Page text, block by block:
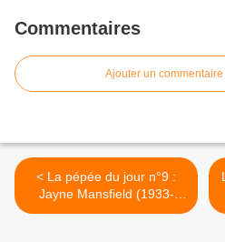
Commentaires
Ajouter un commentaire
< La pépée du jour n°9 :
Jayne Mansfield (1933-
1967)